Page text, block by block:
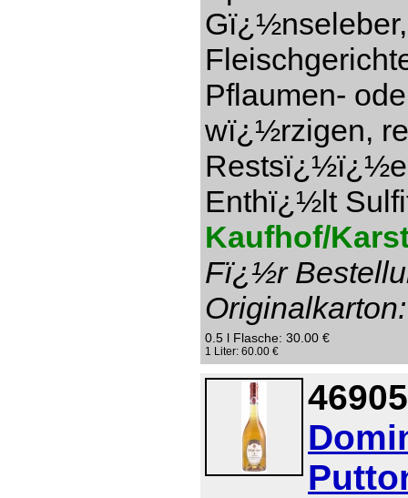
Pflaumen-
wï¿½rzigen,
Restsï¿½ï¿½e
Enthï¿½lt
Kaufhof/
Fï¿½r
Originalkarton:
0.5 l Flasche: 30.00 €
1 Liter: 60.00 €